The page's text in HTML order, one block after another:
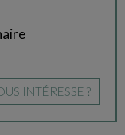
INTÉRESSE ?